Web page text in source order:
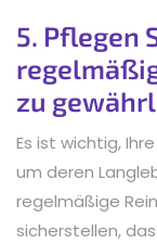
5. Pflegen
zu
Es ist wichtig,
um deren
regelmäßige
sicherstellen,